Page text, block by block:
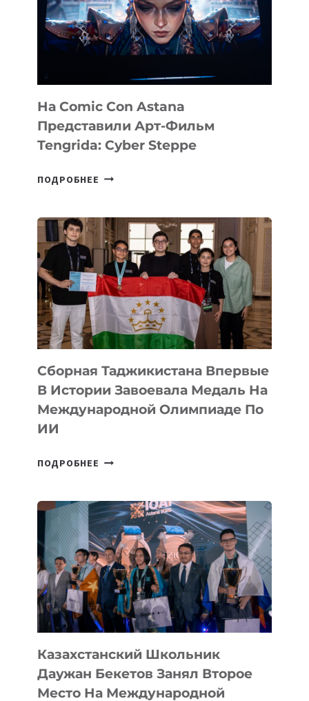
На Comic Con Astana
Представили Арт-Фильм
Tengrida: Cyber Steppe
ПОДРОБНЕЕ НА
ASTANA
ПРЕДСТАВИЛИ
АРТ-
ФИЛЬМ
TENGRIDA:
CYBER
STEPPE
Сборная Таджикистана Впервые
В Истории Завоевала Медаль На
Международной Олимпиаде По
ИИ
ПОДРОБНЕЕ СБОРНАЯ
В
ИСТОРИИ
ЗАВОЕВАЛА
МЕДАЛЬ
НА
МЕЖДУНАРОДНОЙ
ОЛИМПИАДЕ
ПО
ИИ
Казахстанский Школьник
Даужан Бекетов Занял Второе
Место На Международной